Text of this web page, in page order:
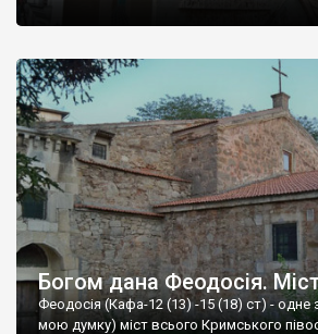
Богом дана Феодосія.
Феодосія (Кафа-12 (13) -15 (18) ст) - одне
мою думку) міст всього Кримського